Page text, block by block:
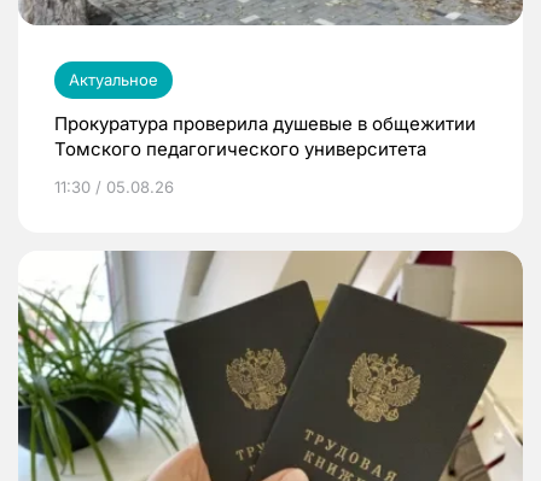
Актуальное
Прокуратура проверила душевые в общежитии
Томского педагогического университета
11:30 / 05.08.26